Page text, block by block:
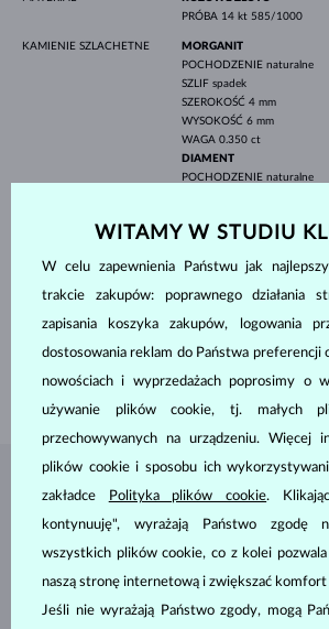
PRÓBA 14 kt 585/1000
KAMIENIE SZLACHETNE
MORGANIT
POCHODZENIE naturalne
SZLIF spadek
SZEROKOŚĆ 4 mm
WYSOKOŚĆ 6 mm
WAGA 0.350 ct
DIAMENT
POCHODZENIE naturalne
KOLORG
WAGA0.030 ct
SZEROKOŚĆ 4 mm
WYSOKOŚĆ 8 mm
DŁUGOŚĆ 420.00 mm
BIŻUTERIA Z ATELIER
WITAMY W STUDIU
W celu zapewnienia Państwu jak
trakcie zakupów: poprawnego działania
zapisania koszyka zakupów, logowania
dostosowania reklam do Państwa preferencji
nowościach i wyprzedażach poprosimy o
używanie plików cookie, tj. małych
przechowywanych na urządzeniu. Więcej
plików cookie i sposobu ich
zakładce
Polityka plików cookie.
kontynuuję", wyrażają Państwo zgodę
wszystkich plików cookie, co z kolei
naszą stronę internetową i zwiększać
Jeśli nie wyrażają Państwo zgody, mogą